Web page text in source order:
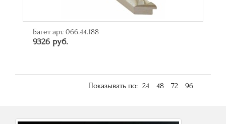
Багет арт. 066.44.188
9326 руб.
Показывать по: 24 48 72 96